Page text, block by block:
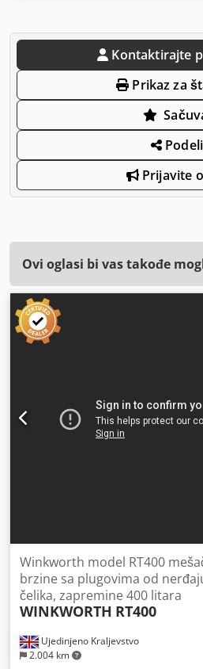
Kontaktirajte
Prikaz za
Podeli
Prijavite
Ovi oglasi bi vas takođe
Ujedinjeno Kraljevstvo
2.004 km
Winkworth model RT400
brzine sa plugovima od
čelika, zapremine 400 litara
WINKWORTH RT400